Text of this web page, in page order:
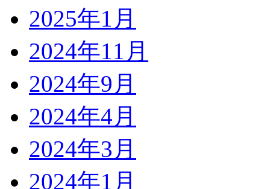
2025年1月
2024年11月
2024年9月
2024年4月
2024年3月
2024年1月